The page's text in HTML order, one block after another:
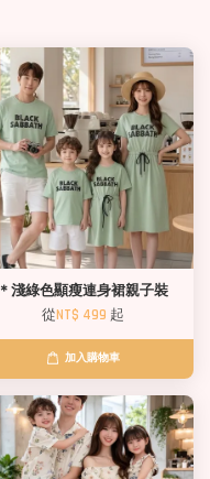
＊淺綠色顯瘦連身裙親子裝
從NT$ 499 起
加入購物車